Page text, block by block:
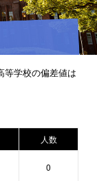
等学校の偏差値は
人数
0